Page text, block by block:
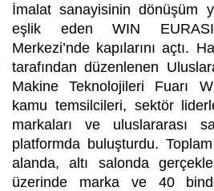
İmalat sanayisinin dönüşüm
eşlik edenWIN
Merkezi’nde kapılarını açtı.
tarafından düzenlenen
Makine Teknolojileri Fuarı
kamu temsilcileri, sektör
markaları ve uluslararası
platformda buluşturdu.
alanda, altı salonda
üzerinde marka ve 40